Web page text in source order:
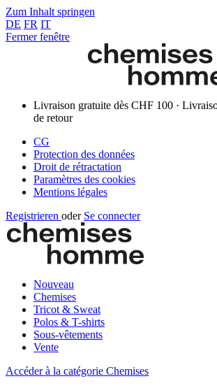
Zum Inhalt springen
DE FR IT
Fermer fenêtre
Livraison gratuite dès CHF 100 ·
de retour
CG
Protection des données
Droit de rétractation
Paramètres des cookies
Mentions légales
Registrieren oder Se connecter
Nouveau
Chemises
Tricot & Sweat
Polos & T-shirts
Sous-vêtements
Vente
Accéder à la catégorie Chemises